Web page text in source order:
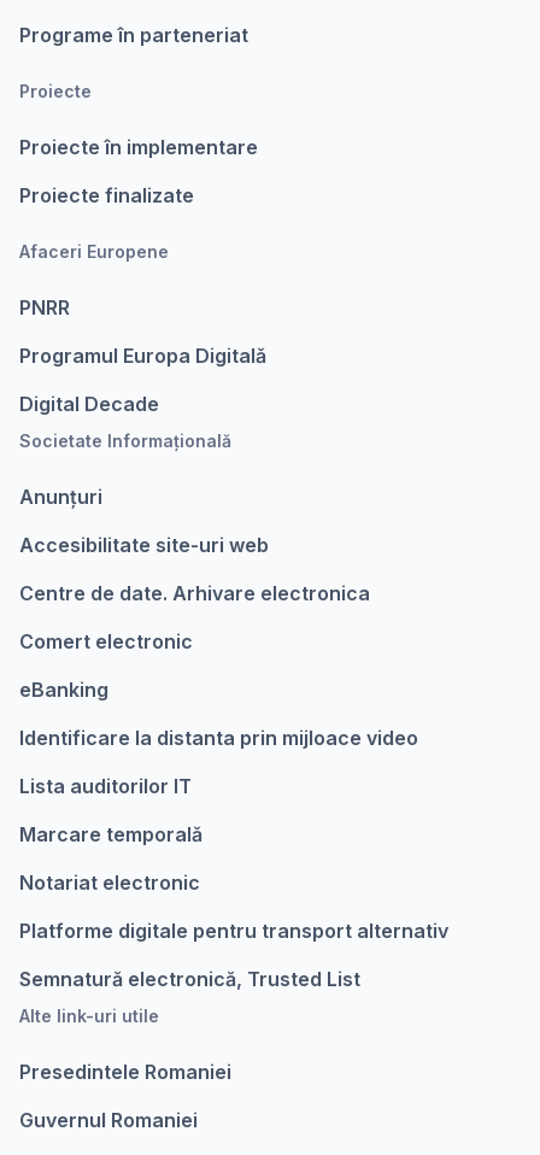
Programe în parteneriat
Proiecte
Proiecte în implementare
Proiecte finalizate
Afaceri Europene
PNRR
Programul Europa Digitalǎ
Digital Decade
Societate Informațională
Anunțuri
Accesibilitate site-uri web
Centre de date. Arhivare electronica
Comert electronic
eBanking
Identificare la distanta prin mijloace video
Lista auditorilor IT
Marcare temporalǎ
Notariat electronic
Platforme digitale pentru transport alternativ
Semnatură electronică, Trusted List
Alte link-uri utile
Presedintele Romaniei
Guvernul Romaniei